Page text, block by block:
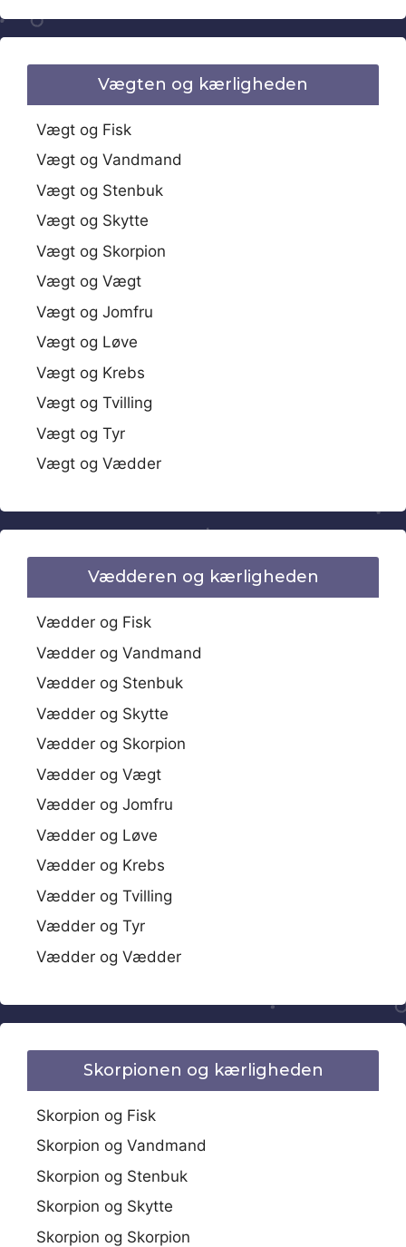
Vægten og kærligheden
Vægt og Fisk
Vægt og Vandmand
Vægt og Stenbuk
Vægt og Skytte
Vægt og Skorpion
Vægt og Vægt
Vægt og Jomfru
Vægt og Løve
Vægt og Krebs
Vægt og Tvilling
Vægt og Tyr
Vægt og Vædder
Vædderen og kærligheden
Vædder og Fisk
Vædder og Vandmand
Vædder og Stenbuk
Vædder og Skytte
Vædder og Skorpion
Vædder og Vægt
Vædder og Jomfru
Vædder og Løve
Vædder og Krebs
Vædder og Tvilling
Vædder og Tyr
Vædder og Vædder
Skorpionen og kærligheden
Skorpion og Fisk
Skorpion og Vandmand
Skorpion og Stenbuk
Skorpion og Skytte
Skorpion og Skorpion